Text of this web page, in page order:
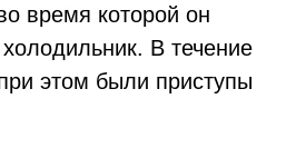
время которой он
В течение
этом были приступы